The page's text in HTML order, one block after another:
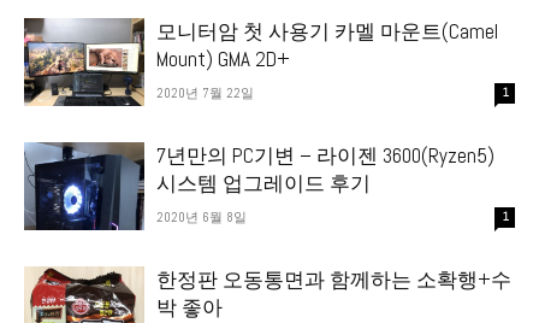
모니터암 첫 사용기 카멜 마운트(Camel
Mount) GMA 2D+
2020년 7월 22일 1
7년만의 PC기변 – 라이젠 3600(Ryzen5)
시스템 업그레이드 후기
2020년 6월 8일 1
한정판 오동통면과 함께하는 소확행+수
박 좋아